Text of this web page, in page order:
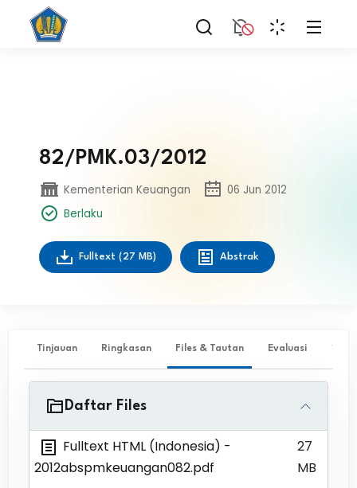
82/PMK.03/2012
Kementerian Keuangan
06 Jun 2012
Berlaku
Fulltext (27 MB) Abstrak
Tinjauan Ringkasan Files & Tautan Evaluasi ✨
Daftar Files
Fulltext HTML (Indonesia) -
2012abspmkeuangan082.pdf
27
MB